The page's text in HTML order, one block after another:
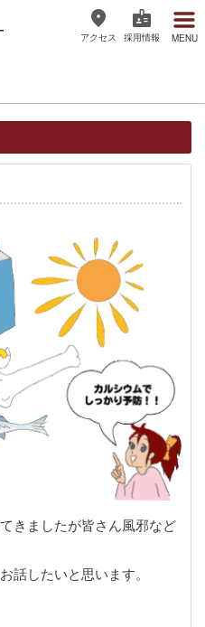
アクセス 採用情報 MENU
きましたが皆さん風邪など
話したいと思います。